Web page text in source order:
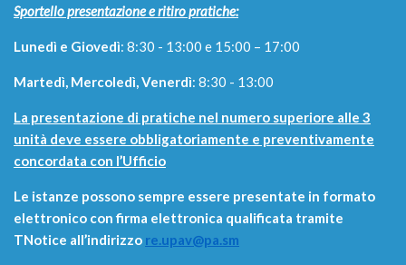
Sportello presentazione e ritiro pratiche:
Lunedì e Giovedì: 8:30 - 13:00 e 15:00 – 17:00
Martedì, Mercoledì, Venerdì: 8:30 - 13:00
La presentazione di pratiche nel numero superiore alle 3
unità deve essere obbligatoriamente e preventivamente
concordata con l’Ufficio
Le istanze possono sempre essere presentate in formato
elettronico con firma elettronica qualificata tramite
TNotice all’indirizzo re.upav@pa.sm